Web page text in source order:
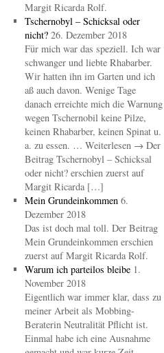
Margit Ricarda Rolf.
Tschernobyl – Schicksal oder
nicht? 26. Dezember 2018
Für mich war das speziell. Ich war
schwanger und liebte Rhabarber.
Wir hatten ihn im Garten und ich
aß auch davon. Wenige Tage
danach erreichte mich die Warnung
wegen Tschernobil keine Pilze,
keinen Rhabarber, keinen Spinat u.
a. zu essen. … Weiterlesen → Der
Beitrag Tschernobyl – Schicksal
oder nicht? erschien zuerst auf
Margit Ricarda […]
Mein Grundeinkommen 6.
Dezember 2018
Das ist doch mal toll. Der Beitrag
Mein Grundeinkommen erschien
zuerst auf Margit Ricarda Rolf.
Warum ich parteilos bleibe 1.
November 2018
Eigentlich war immer klar, dass zu
meiner Arbeit als Mobbing-
Beraterin Neutralität Pflicht ist.
Einmal habe ich eine Ausnahme